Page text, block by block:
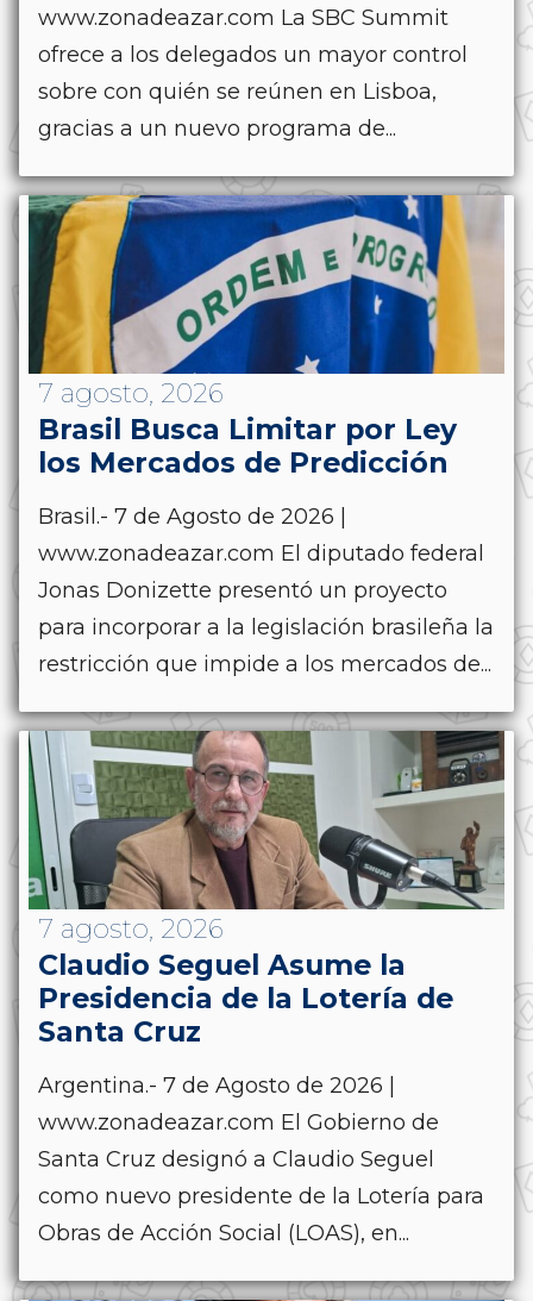
www.zonadeazar.com La SBC Summit
ofrece a los delegados un mayor control
sobre con quién se reúnen en Lisboa,
gracias a un nuevo programa de...
7 agosto, 2026
Brasil Busca Limitar por Ley
los Mercados de Predicción
Brasil.- 7 de Agosto de 2026 |
www.zonadeazar.com El diputado federal
Jonas Donizette presentó un proyecto
para incorporar a la legislación brasileña la
restricción que impide a los mercados de...
7 agosto, 2026
Claudio Seguel Asume la
Presidencia de la Lotería de
Santa Cruz
Argentina.- 7 de Agosto de 2026 |
www.zonadeazar.com El Gobierno de
Santa Cruz designó a Claudio Seguel
como nuevo presidente de la Lotería para
Obras de Acción Social (LOAS), en...